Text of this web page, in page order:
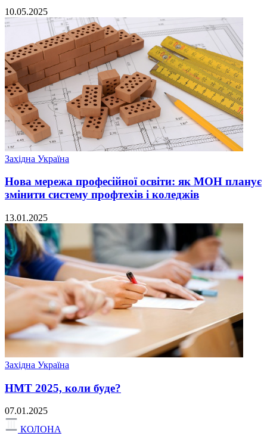
10.05.2025
Західна Україна
Нова мережа професійної освіти: як МОН планує
змінити систему профтехів і коледжів
13.01.2025
Західна Україна
НМТ 2025, коли буде?
07.01.2025
КОЛОНА